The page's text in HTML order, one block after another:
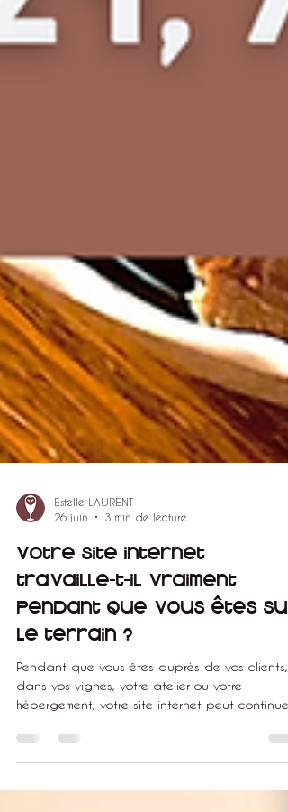
Estelle LAURENT
Votre site internet
travaille-t-il vraiment
pendant que vous êtes sur
le terrain ?
Pendant que vous êtes auprès de vos clients,
dans vos vignes, votre atelier ou votre
à informer, rassurer et générer des demandes.
Découvrez pourquoi il est bien plus qu'une